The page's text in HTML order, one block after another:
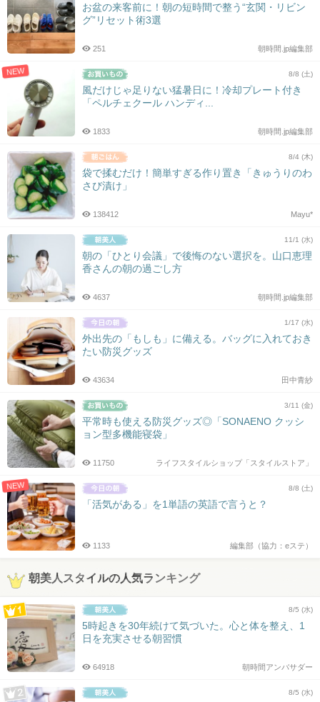
お盆の来客前に！朝の短時間で整う“玄関・リビン
グ”リセット術3選
朝時間.jp編集部
251
NEW 8/8 (土)
風だけじゃ足りない猛暑日に！冷却プレート付き
「ペルチェクール ハンディ...
朝時間.jp編集部
1833
8/4 (木)
袋で揉むだけ！簡単すぎる作り置き「きゅうりのわ
さび漬け」
Mayu*
138412
11/1 (水)
朝の「ひとり会議」で後悔のない選択を。山口恵理
香さんの朝の過ごし方
朝時間.jp編集部
4637
1/17 (水)
外出先の「もしも」に備える。バッグに入れておき
たい防災グッズ
田中青紗
43634
3/11 (金)
平常時も使える防災グッズ◎「SONAENO クッシ
ョン型多機能寝袋」
ライフスタイルショップ「スタイルストア」
11750
NEW 8/8 (土)
「活気がある」を1単語の英語で言うと？
編集部（協力：eステ）
1133
朝美人スタイルの人気ランキング
8/5 (水)
5時起きを30年続けて気づいた。心と体を整え、1
日を充実させる朝習慣
朝時間アンバサダー
64918
8/5 (水)